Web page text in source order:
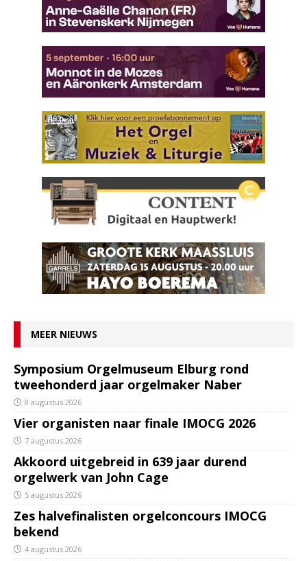
MEER NIEUWS
Symposium Orgelmuseum Elburg rond
tweehonderd jaar orgelmaker Naber
8 augustus 2026
Vier organisten naar finale IMOCG 2026
7 augustus 2026
Akkoord uitgebreid in 639 jaar durend
orgelwerk van John Cage
5 augustus 2026
Zes halvefinalisten orgelconcours IMOCG
bekend
4 augustus 2026